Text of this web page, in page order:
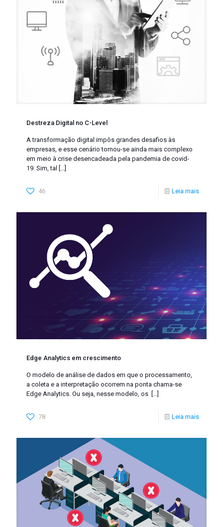
Destreza Digital no C-Level
A transformação digital impôs grandes desafios às
empresas, e esse cenário tornou-se ainda mais complexo
em meio à crise desencadeada pela pandemia de covid-
19. Sim, tal
[…]
46 Leia mais
Edge Analytics em crescimento
O modelo de análise de dados em que o processamento,
a coleta e a interpretação ocorrem na ponta chama-se
Edge Analytics. Ou seja, nesse modelo, os
78 Leia mais